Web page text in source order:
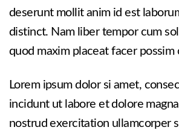
deserunt mollit anim id est
distinct. Nam liber tempor cum
quod maxim placeat facer possim
Lorem ipsum dolor si amet,
incidunt ut labore et dolore
nostrud exercitation ullamcorper